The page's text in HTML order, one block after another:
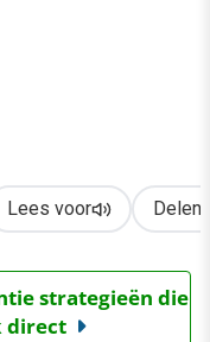
niet van de grond?
Lees voor Delen
strategieën die
direct